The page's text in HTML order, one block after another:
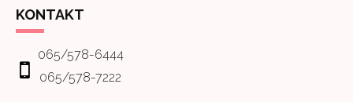
KONTAKT
065/578-6444
065/578-7222